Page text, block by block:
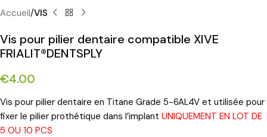
Accueil VIS
Vis pour pilier dentaire compatible XIVE
FRIALIT®DENTSPLY
€4.00
Vis pour pilier dentaire en Titane Grade 5-6AL4V et utilisée pour
fixer le pilier prothétique dans l’implant UNIQUEMENT EN LOT DE
5 OU 10 PCS